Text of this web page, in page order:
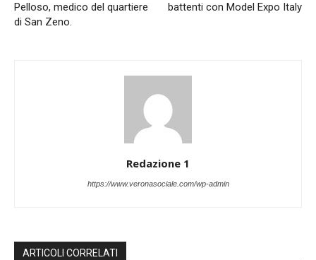
Pelloso, medico del quartiere
di San Zeno.
battenti con Model Expo Italy
Redazione 1
https://www.veronasociale.com/wp-admin
ARTICOLI CORRELATI